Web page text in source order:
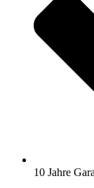
10 Jahre